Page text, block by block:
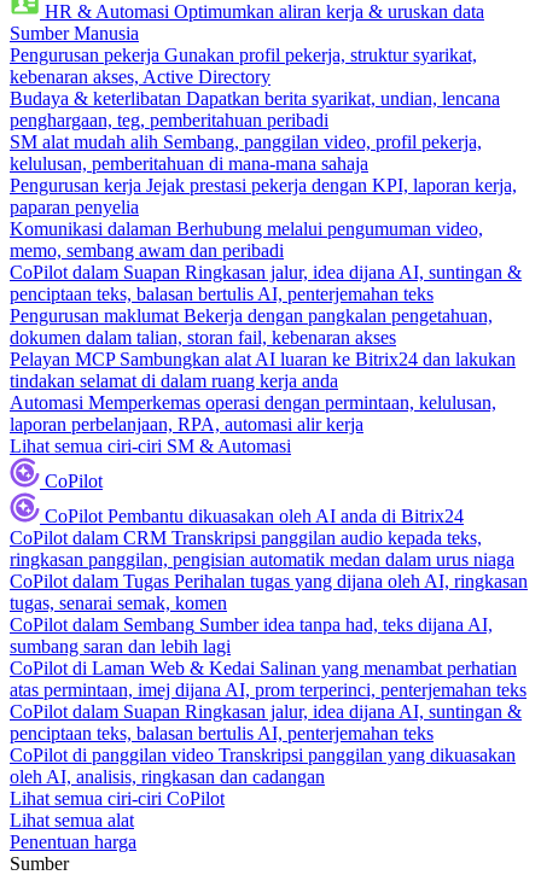
HR & Automasi Optimumkan aliran kerja & uruskan data
Sumber Manusia
Pengurusan pekerja Gunakan profil pekerja, struktur syarikat,
kebenaran akses, Active Directory
Budaya & keterlibatan Dapatkan berita syarikat, undian, lencana
penghargaan, teg, pemberitahuan peribadi
SM alat mudah alih Sembang, panggilan video, profil pekerja,
kelulusan, pemberitahuan di mana-mana sahaja
Pengurusan kerja Jejak prestasi pekerja dengan KPI, laporan kerja,
paparan penyelia
Komunikasi dalaman Berhubung melalui pengumuman video,
memo, sembang awam dan peribadi
CoPilot dalam Suapan Ringkasan jalur, idea dijana AI, suntingan &
penciptaan teks, balasan bertulis AI, penterjemahan teks
Pengurusan maklumat Bekerja dengan pangkalan pengetahuan,
dokumen dalam talian, storan fail, kebenaran akses
Pelayan MCP Sambungkan alat AI luaran ke Bitrix24 dan lakukan
tindakan selamat di dalam ruang kerja anda
Automasi Memperkemas operasi dengan permintaan, kelulusan,
laporan perbelanjaan, RPA, automasi alir kerja
Lihat semua ciri-ciri SM & Automasi
CoPilot
CoPilot Pembantu dikuasakan oleh AI anda di Bitrix24
CoPilot dalam CRM Transkripsi panggilan audio kepada teks,
ringkasan panggilan, pengisian automatik medan dalam urus niaga
CoPilot dalam Tugas Perihalan tugas yang dijana oleh AI, ringkasan
tugas, senarai semak, komen
CoPilot dalam Sembang Sumber idea tanpa had, teks dijana AI,
sumbang saran dan lebih lagi
CoPilot di Laman Web & Kedai Salinan yang menambat perhatian
atas permintaan, imej dijana AI, prom terperinci, penterjemahan teks
CoPilot dalam Suapan Ringkasan jalur, idea dijana AI, suntingan &
penciptaan teks, balasan bertulis AI, penterjemahan teks
CoPilot di panggilan video Transkripsi panggilan yang dikuasakan
oleh AI, analisis, ringkasan dan cadangan
Lihat semua ciri-ciri CoPilot
Lihat semua alat
Penentuan harga
Sumber